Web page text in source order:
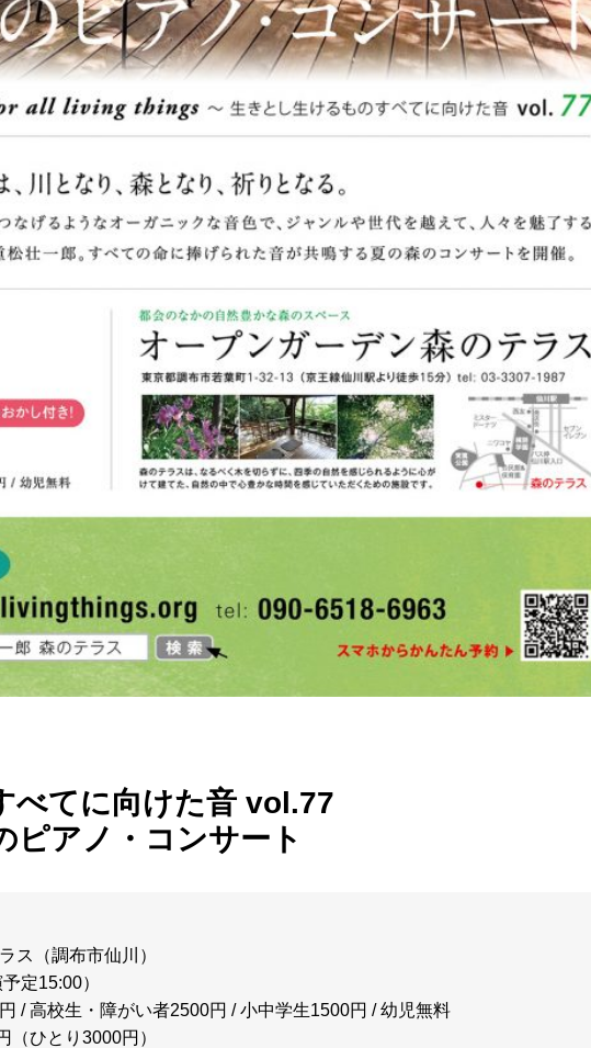
べてに向けた音 vol.77
ピアノ・コンサート
ス（調布市仙川）
定15:00）
/ 高校生・障がい者2500円 / 小中学生1500円 / 幼児無料
ひとり3000円）